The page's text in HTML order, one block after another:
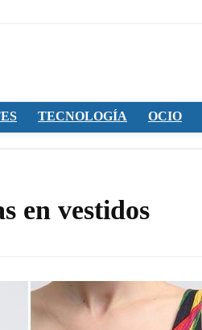
TECNOLOGÍA OCIO
en vestidos